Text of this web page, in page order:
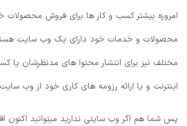
امروزه بیشتر کسب و کار ها برای فروش محصولات
محصولات و خدمات خود دارای یک وب سایت
مختلف نیز برای انتشار محتوا های مدنظرشان یا
اینترنت و یا ارائه رزومه های کاری خود از وب
پس شما هم اگر وب سایتی ندارید میتوانید اکنون